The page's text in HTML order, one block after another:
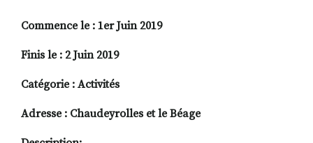
RECHERCHER
FACEBOOKINSTAGRAM
LINKEDIN
Commence le : 1er Juin 2019
Finis le : 2 Juin 2019
Catégorie : Activités
Adresse : Chaudeyrolles et le Béage